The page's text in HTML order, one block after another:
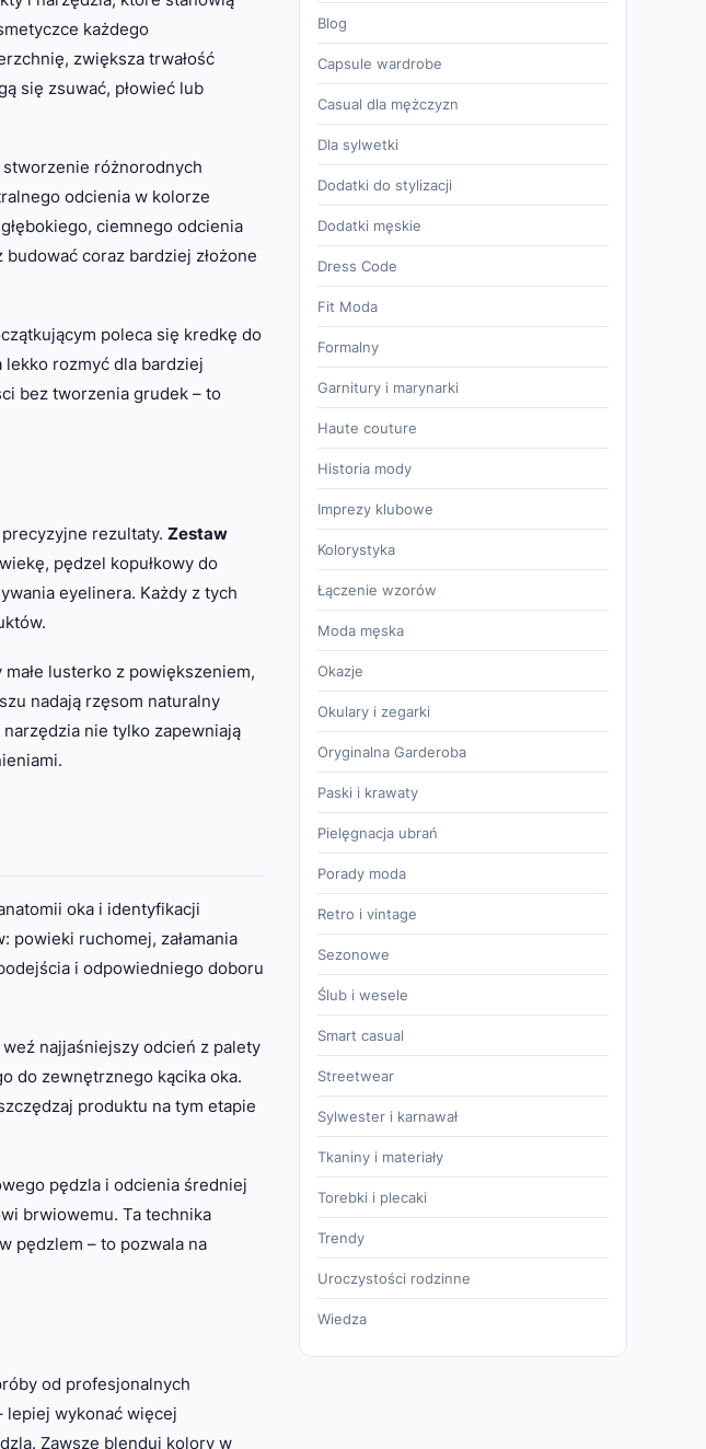
każdego
zwiększa trwałość
się zsuwać, płowieć lub
różnorodnych
odcienia w kolorze
ciemnego odcienia
coraz bardziej złożone
poleca się kredkę do
lekko rozmyć dla bardziej
bez tworzenia grudek – to
rezultaty. Zestaw
pędzel kopułkowy do
eyelinera. Każdy z tych
lusterko z powiększeniem,
nadają rzęsom naturalny
nie tylko zapewniają
oka i identyfikacji
powieki ruchomej, załamania
i odpowiedniego doboru
weź najjaśniejszy odcień z palety
do zewnętrznego kącika oka.
produktu na tym etapie
pędzla i odcienia średniej
brwiowemu. Ta technika
pędzlem – to pozwala na
od profesjonalnych
lepiej wykonać więcej
Zawsze blenduj kolory w
Blog
Capsule wardrobe
Casual dla mężczyzn
Dla sylwetki
Dodatki do stylizacji
Dodatki męskie
Dress Code
Fit Moda
Formalny
Garnitury i marynarki
Haute couture
Historia mody
Imprezy klubowe
Kolorystyka
Łączenie wzorów
Moda męska
Okazje
Okulary i zegarki
Oryginalna Garderoba
Paski i krawaty
Pielęgnacja ubrań
Porady moda
Retro i vintage
Sezonowe
Ślub i wesele
Smart casual
Streetwear
Sylwester i karnawał
Tkaniny i materiały
Torebki i plecaki
Trendy
Uroczystości rodzinne
Wiedza